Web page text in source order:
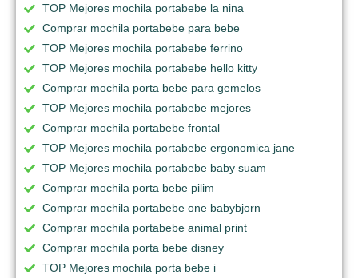
TOP Mejores mochila portabebe la nina
Comprar mochila portabebe para bebe
TOP Mejores mochila portabebe ferrino
TOP Mejores mochila portabebe hello kitty
Comprar mochila porta bebe para gemelos
TOP Mejores mochila portabebe mejores
Comprar mochila portabebe frontal
TOP Mejores mochila portabebe ergonomica jane
TOP Mejores mochila portabebe baby suam
Comprar mochila porta bebe pilim
Comprar mochila portabebe one babybjorn
Comprar mochila portabebe animal print
Comprar mochila porta bebe disney
TOP Mejores mochila porta bebe i